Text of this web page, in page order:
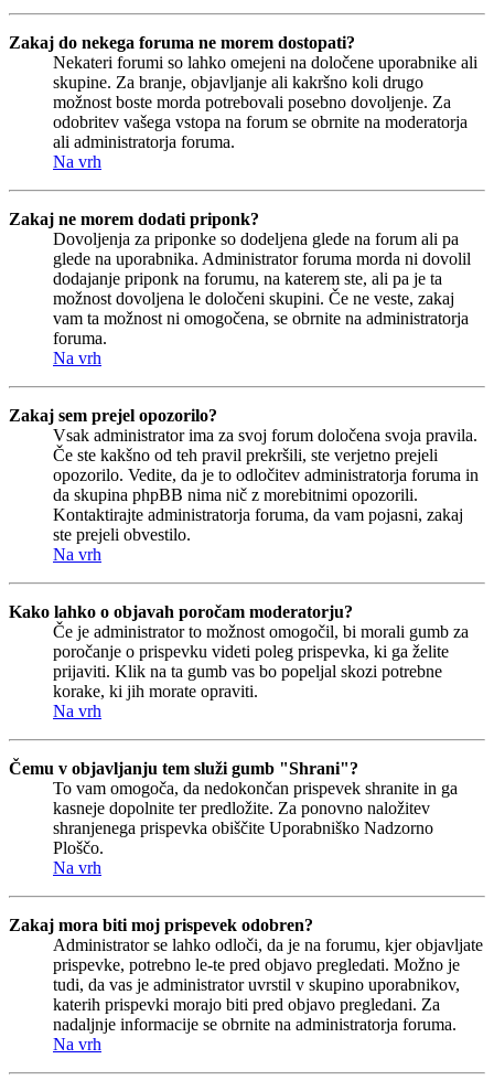
Zakaj do nekega foruma ne morem dostopati?
Nekateri forumi so lahko omejeni na določene uporabnike ali
skupine. Za branje, objavljanje ali kakršno koli drugo
možnost boste morda potrebovali posebno dovoljenje. Za
odobritev vašega vstopa na forum se obrnite na moderatorja
ali administratorja foruma.
Na vrh
Zakaj ne morem dodati priponk?
Dovoljenja za priponke so dodeljena glede na forum ali pa
glede na uporabnika. Administrator foruma morda ni dovolil
dodajanje priponk na forumu, na katerem ste, ali pa je ta
možnost dovoljena le določeni skupini. Če ne veste, zakaj
vam ta možnost ni omogočena, se obrnite na administratorja
foruma.
Na vrh
Zakaj sem prejel opozorilo?
Vsak administrator ima za svoj forum določena svoja pravila.
Če ste kakšno od teh pravil prekršili, ste verjetno prejeli
opozorilo. Vedite, da je to odločitev administratorja foruma in
da skupina phpBB nima nič z morebitnimi opozorili.
Kontaktirajte administratorja foruma, da vam pojasni, zakaj
ste prejeli obvestilo.
Na vrh
Kako lahko o objavah poročam moderatorju?
Če je administrator to možnost omogočil, bi morali gumb za
poročanje o prispevku videti poleg prispevka, ki ga želite
prijaviti. Klik na ta gumb vas bo popeljal skozi potrebne
korake, ki jih morate opraviti.
Na vrh
Čemu v objavljanju tem služi gumb "Shrani"?
To vam omogoča, da nedokončan prispevek shranite in ga
kasneje dopolnite ter predložite. Za ponovno naložitev
shranjenega prispevka obiščite Uporabniško Nadzorno
Ploščo.
Na vrh
Zakaj mora biti moj prispevek odobren?
Administrator se lahko odloči, da je na forumu, kjer objavljate
prispevke, potrebno le-te pred objavo pregledati. Možno je
tudi, da vas je administrator uvrstil v skupino uporabnikov,
katerih prispevki morajo biti pred objavo pregledani. Za
nadaljnje informacije se obrnite na administratorja foruma.
Na vrh